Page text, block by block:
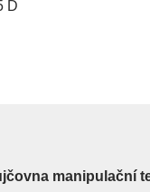
manipulační